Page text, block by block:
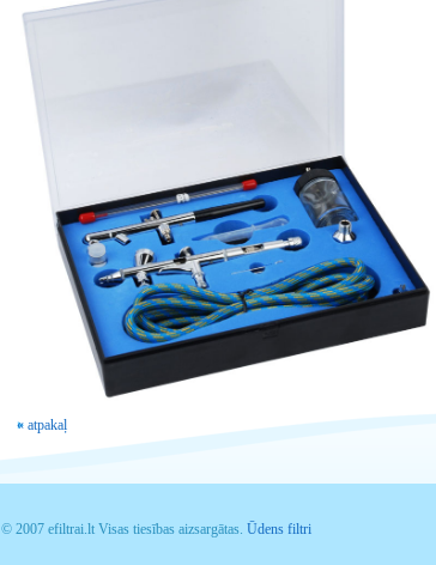
« atpakaļ
© 2007 efiltrai.lt Visas tiesības aizsargātas. Ūdens filtri